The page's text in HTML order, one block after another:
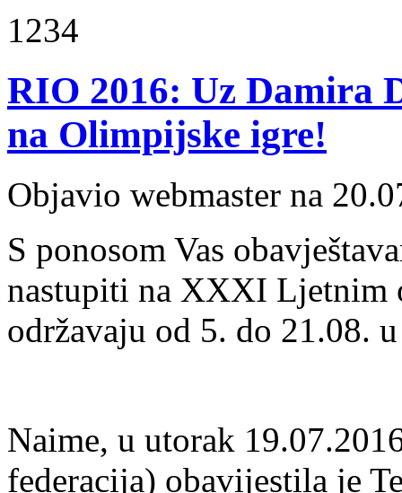
1234
RIO 2016: Uz Damira
na Olimpijske igre!
Objavio webmaster na
S ponosom Vas
nastupiti na XXXI Ljetnim
održavaju od 5. do 21.08.
Naime, u utorak
federacija) obavijestila je